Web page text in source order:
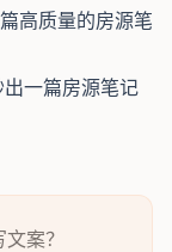
高质量的房源笔
一篇房源笔记
案？